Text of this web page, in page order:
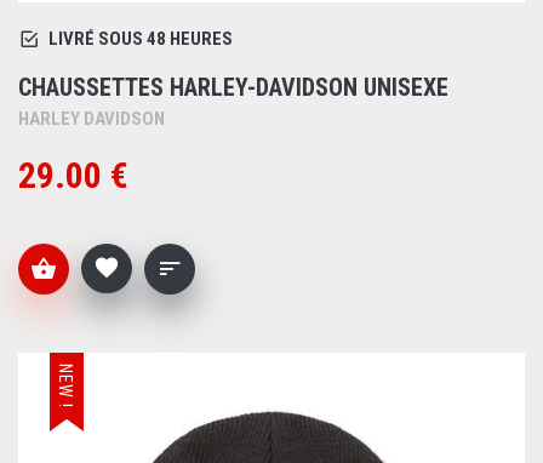
LIVRÉ SOUS 48 HEURES
CHAUSSETTES HARLEY-DAVIDSON UNISEXE
HARLEY DAVIDSON
29.00 €
NEW !